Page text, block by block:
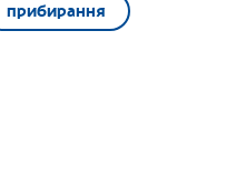
прибирання